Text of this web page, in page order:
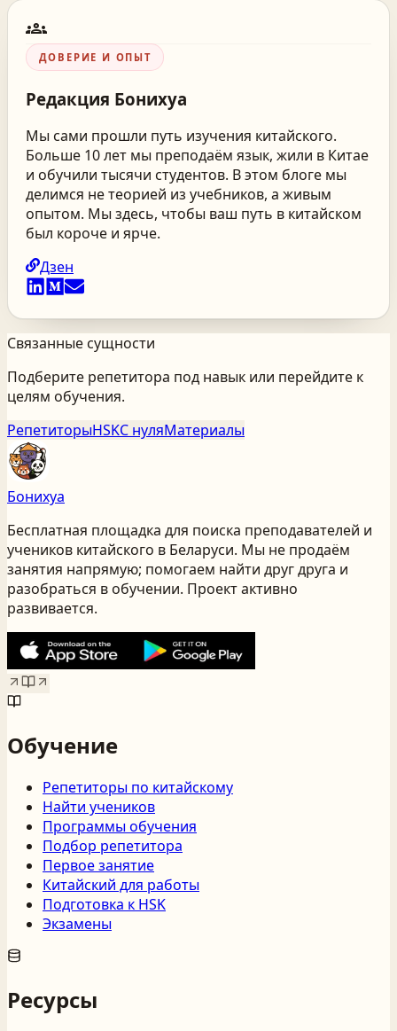
groups
ДОВЕРИЕ И ОПЫТ
Редакция Бонихуа
Мы сами прошли путь изучения китайского.
Больше 10 лет мы преподаём язык, жили в Китае
и обучили тысячи студентов. В этом блоге мы
делимся не теорией из учебников, а живым
опытом. Мы здесь, чтобы ваш путь в китайском
был короче и ярче.
Дзен
Связанные сущности
Подберите репетитора под навык или перейдите к
целям обучения.
РепетиторыHSKС нуляМатериалы
Бонихуа
Бесплатная площадка для поиска преподавателей и
учеников китайского в Беларуси. Мы не продаём
занятия напрямую; помогаем найти друг друга и
разобраться в обучении. Проект активно
развивается.
Обучение
Репетиторы по китайскому
Найти учеников
Программы обучения
Подбор репетитора
Первое занятие
Китайский для работы
Подготовка к HSK
Экзамены
Ресурсы